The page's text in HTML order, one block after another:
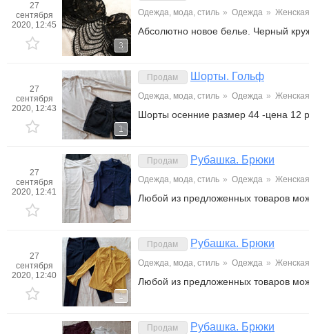
27
сентября
2020, 12:45
3
Одежда, мода, стиль » Одежда » Женская
Абсолютно новое белье. Черный
27
сентября
2020, 12:43
1
Продам Шорты. Гольф
Одежда, мода, стиль » Одежда » Женская
Шорты осенние размер 44 -цена 12
27
сентября
2020, 12:41
1
Продам Рубашка. Брюки
Одежда, мода, стиль » Одежда » Женская
Любой из предложенных товаров
27
сентября
2020, 12:40
1
Продам Рубашка. Брюки
Одежда, мода, стиль » Одежда » Женская
Любой из предложенных товаров
Продам Рубашка. Брюки